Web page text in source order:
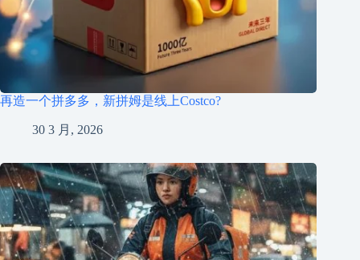
再造一个拼多多，新拼姆是线上Costco?
30 3 月, 2026